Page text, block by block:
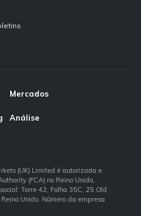
Mercados
Análise
(UK) Limited é autorizada e
(FCA) no Reino Unido,
Torre 42, Folha 35C, 25 Old
Unido. Número da empresa